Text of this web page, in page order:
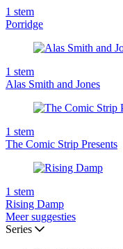
1 stem
Porridge
1 stem
Alas Smith and Jones
1 stem
The Comic Strip Presents
1 stem
Rising Damp
Meer suggesties
Series